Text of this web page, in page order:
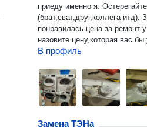
приеду именно я.
(брат,сват,друг,коллега
понравилась цена за ремонт
назовите цену,которая вас
В профиль
Замена ТЭНа